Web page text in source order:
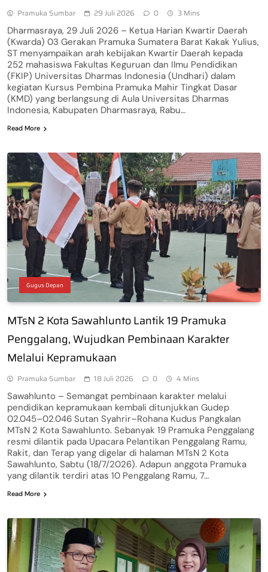
Pramuka Sumbar 29 Juli 2026 0 3 Mins
Dharmasraya, 29 Juli 2026 – Ketua Harian Kwartir Daerah
(Kwarda) 03 Gerakan Pramuka Sumatera Barat Kakak Yulius,
ST menyampaikan arah kebijakan Kwartir Daerah kepada
252 mahasiswa Fakultas Keguruan dan Ilmu Pendidikan
(FKIP) Universitas Dharmas Indonesia (Undhari) dalam
kegiatan Kursus Pembina Pramuka Mahir Tingkat Dasar
(KMD) yang berlangsung di Aula Universitas Dharmas
Indonesia, Kabupaten Dharmasraya, Rabu…
Read More
Gugus Depan
MTsN 2 Kota Sawahlunto Lantik 19 Pramuka
Penggalang, Wujudkan Pembinaan Karakter
Melalui Kepramukaan
Pramuka Sumbar 18 Juli 2026 0 4 Mins
Sawahlunto – Semangat pembinaan karakter melalui
pendidikan kepramukaan kembali ditunjukkan Gudep
02.045–02.046 Sutan Syahrir–Rohana Kudus Pangkalan
MTsN 2 Kota Sawahlunto. Sebanyak 19 Pramuka Penggalang
resmi dilantik pada Upacara Pelantikan Penggalang Ramu,
Rakit, dan Terap yang digelar di halaman MTsN 2 Kota
Sawahlunto, Sabtu (18/7/2026). Adapun anggota Pramuka
yang dilantik terdiri atas 10 Penggalang Ramu, 7…
Read More